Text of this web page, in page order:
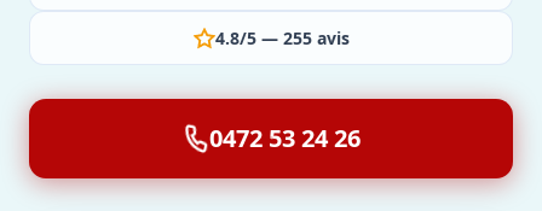
4.8/5 — 255 avis
0472 53 24 26